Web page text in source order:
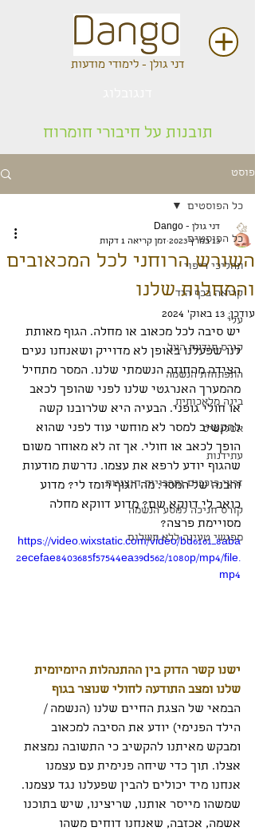
דני גולן - לימודי מודעות
תובנות על חיבורי חומרוח
פוסט
כל הפוסטים
תהליכי ריפוי
קריאה בכף היד
עלי
קורס תודעת העל
התפתחות הנשמה
בינה מלאכותית
אטלנטיס
עתידנות
זרעי כוכבים ותרבויות חוצניות
קורס חניכה למסע הנשמה
מפגשי טעינה ללא תשלום
כל הפוסטים
השורש הרוחני לכל המכאובים
והמחלות שלנו
דני גולן - Dango
13 במרץ 2023
זמן קריאה 1 דקות
עודכן: 13 באוק׳ 2024
יש סיבה לכל מכאוב או מחלה. הגוף מאותת
לנו שפעלנו באופן לא מדוייק ושאנחנו נעים
הצידה מהחוזה הנשמתי שלנו. המסר מתחיל
מהמערך האנרגטי שלנו לפני שהופך לכאב
או חולי גופני. הבעיה היא שלרובנו קשה
להקשיב למסר לא מוחשי עוד לפני שהוא
הופך לכאב או חולי. אך זה לא מאוחר משום
שהגוף יודע לרפא את עצמו. נדרשת מודעות
והבנה של המסר: מה הגוף רומז לי? מדוע
כואב לי דווקא שם? מדוע דווקא מחלה
מסויימת פרצה?
https://video.wixstatic.com/video/bd6161_8aba
2ecefae8403685f57544ea39d562/1080p/mp4/file.
mp4
ישנו קשר הדוק בין ההתנהלות היומיומית
שלנו ומצב התודעה לחולי שנוצר בגוף
הבמאי של הצגת החיים שלנו (הנשמה /
הילד הפנימי) יודע את הסיבה למכאוב
ומבקש מאיתנו להקשיב כי התשובה נמצאת
אצלו. תוך כדי שיחה פנימית עם עצמנו
אנחנו מיד יכולים להבין שפעלנו נגד עצמנו.
שמשהו מייסר אותנו, שריצינו, שיש בתוכנו
אשמה, אכזבה, שאנחנו דוחים משהו